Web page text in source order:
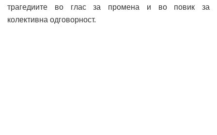
трагедиите во глас за промена и во повик за
колективна одговорност.